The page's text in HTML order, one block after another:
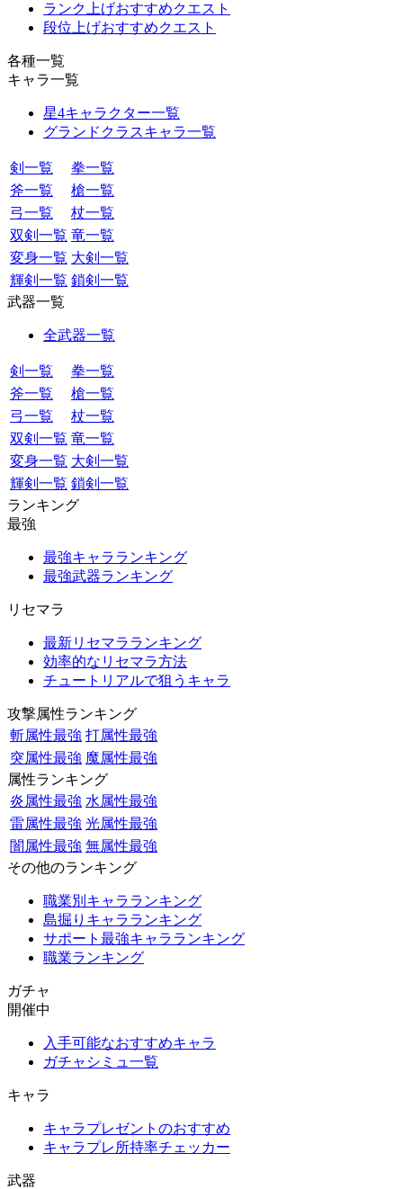
ランク上げおすすめクエスト
段位上げおすすめクエスト
各種一覧
キャラ一覧
星4キャラクター一覧
グランドクラスキャラ一覧
剣一覧
拳一覧
斧一覧
槍一覧
弓一覧
杖一覧
双剣一覧 竜一覧
変身一覧 大剣一覧
輝剣一覧 鎖剣一覧
武器一覧
全武器一覧
剣一覧
拳一覧
斧一覧
槍一覧
弓一覧
杖一覧
双剣一覧 竜一覧
変身一覧 大剣一覧
輝剣一覧 鎖剣一覧
ランキング
最強
最強キャラランキング
最強武器ランキング
リセマラ
最新リセマラランキング
効率的なリセマラ方法
チュートリアルで狙うキャラ
攻撃属性ランキング
斬属性最強 打属性最強
突属性最強 魔属性最強
属性ランキング
炎属性最強 水属性最強
雷属性最強 光属性最強
闇属性最強 無属性最強
その他のランキング
職業別キャラランキング
島掘りキャラランキング
サポート最強キャラランキング
職業ランキング
ガチャ
開催中
入手可能なおすすめキャラ
ガチャシミュ一覧
キャラ
キャラプレゼントのおすすめ
キャラプレ所持率チェッカー
武器